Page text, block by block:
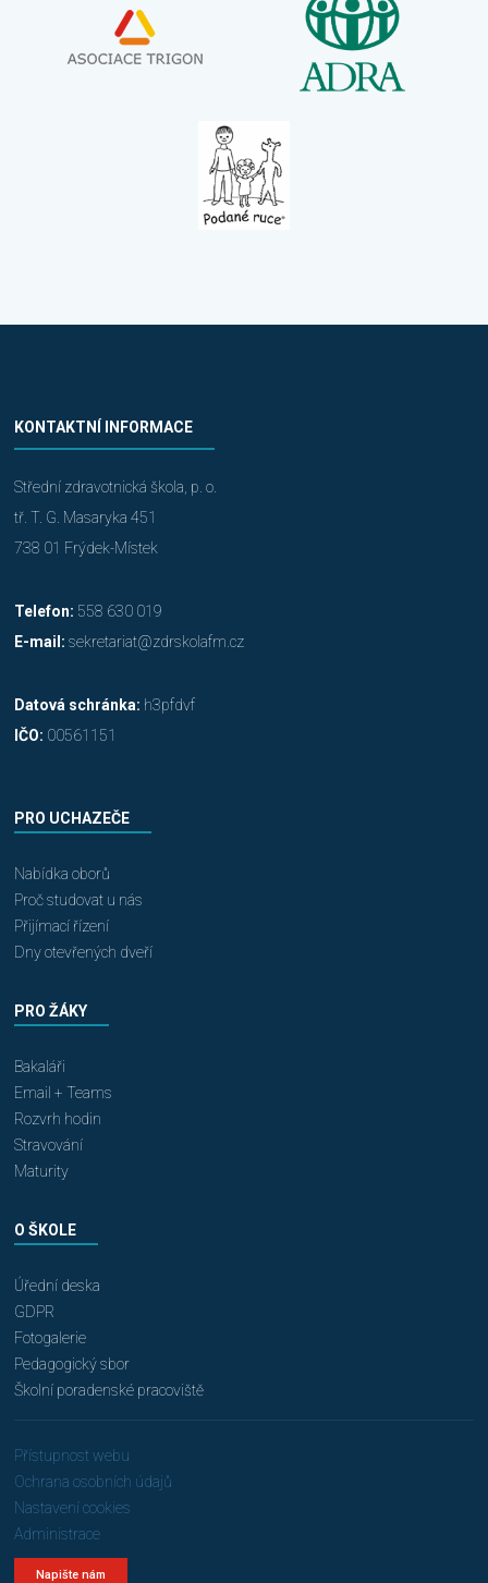
KONTAKTNÍ INFORMACE
Střední zdravotnická škola, p. o.
tř. T. G. Masaryka 451
738 01 Frýdek-Místek
Telefon: 558 630 019
E-mail: sekretariat@zdrskolafm.cz
Datová schránka: h3pfdvf
IČO: 00561151
PRO UCHAZEČE
Nabídka oborů
Proč studovat u nás
Přijímací řízení
Dny otevřených dveří
PRO ŽÁKY
Bakaláři
Email + Teams
Rozvrh hodin
Stravování
Maturity
O ŠKOLE
Úřední deska
GDPR
Fotogalerie
Pedagogický sbor
Školní poradenské pracoviště
Přístupnost webu
Ochrana osobních údajů
Nastavení cookies
Administrace
Napište nám